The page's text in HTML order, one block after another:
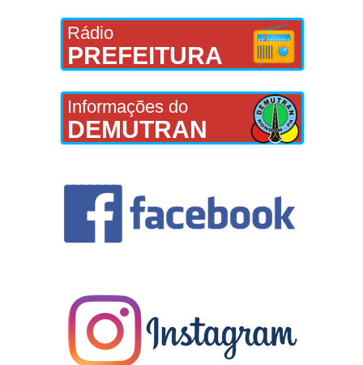
Rádio
PREFEITURA
Informações do
DEMUTRAN